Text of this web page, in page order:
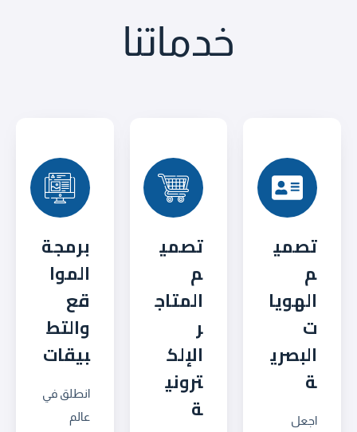
خدماتنا
تصمي
م
الهويا
ت
البصري
ة
اجعل
تصمي
م
المتاج
ر
الإلك
تروني
ة
برمجة
الموا
قع
والتط
بيقات
انطلق في
عالم